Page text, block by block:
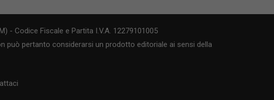
- Codice Fiscale e Partita I.V.A. 12279101005
può pertanto considerarsi un prodotto editoriale ai sensi della